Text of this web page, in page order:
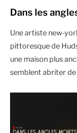
Dans les
Une artiste new-
pittoresque de
une maison plus
semblent abriter